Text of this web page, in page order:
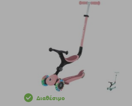
Διαθέσιμο